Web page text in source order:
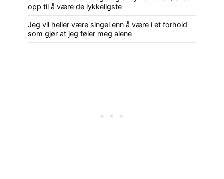
opp til å være de lykkeligste
Jeg vil heller være singel enn å være i et forhold
som gjør at jeg føler meg alene